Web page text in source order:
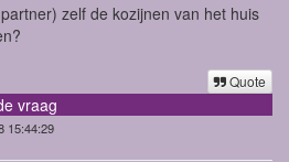
zelf de kozijnen van het huis
Quote
vraag
15:44:29